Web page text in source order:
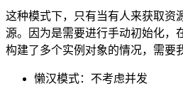
这种模式下，只有当有人来获取资
源。因为是需要进行手动初始化，
构建了多个实例对象的情况，需要
懒汉模式：不考虑并发